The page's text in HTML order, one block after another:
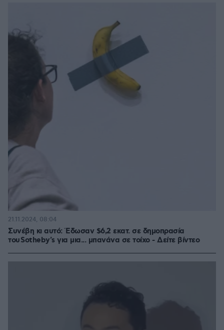
Συνέβη κι αυτό: Έδωσαν $6,2 εκατ. σε δημοπρασία
του Sotheby's για μια... μπανάνα σε τοίχο - Δείτε βίντεο
21.11.2024, 08:04